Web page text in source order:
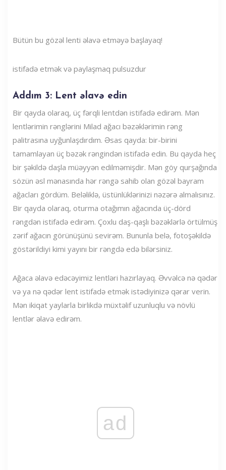
Bütün bu gözəl lenti əlavə etməyə başlayaq!
istifadə etmək və paylaşmaq pulsuzdur
Addım 3: Lent əlavə edin
Bir qayda olaraq, üç fərqli lentdən istifadə edirəm. Mən
lentlərimin rənglərini Milad ağacı bəzəklərimin rəng
palitrasına uyğunlaşdırdım. Əsas qayda: bir-birini
tamamlayan üç bəzək rəngindən istifadə edin. Bu qayda heç
bir şəkildə daşla müəyyən edilməmişdir. Mən göy qurşağında
sözün əsl mənasında hər rəngə sahib olan gözəl bayram
ağacları gördüm. Beləliklə, üstünlüklərinizi nəzərə almalısınız.
Bir qayda olaraq, oturma otağımın ağacında üç-dörd
rəngdən istifadə edirəm. Çoxlu daş-qaşlı bəzəklərlə örtülmüş
zərif ağacın görünüşünü sevirəm. Bununla belə, fotoşəkildə
göstərildiyi kimi yayını bir rəngdə edə bilərsiniz.
Ağaca əlavə edəcəyimiz lentləri hazırlayaq. Əvvəlcə nə qədər
və ya nə qədər lent istifadə etmək istədiyinizə qərar verin.
Mən ikiqat yaylarla birlikdə müxtəlif uzunluqlu və növlü
lentlər əlavə edirəm.
ad